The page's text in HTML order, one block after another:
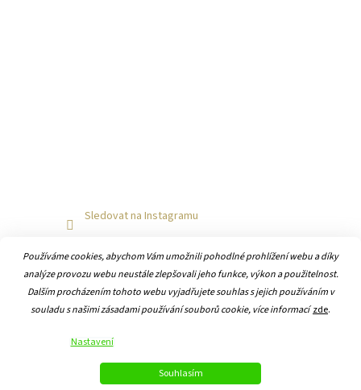
Používáme cookies, abychom Vám umožnili pohodlné prohlížení webu a díky
analýze provozu webu neustále zlepšovali jeho funkce, výkon a použitelnost.
Dalším procházením tohoto webu vyjadřujete souhlas s jejich používáním v
souladu s našimi zásadami používání souborů cookie, více informacízde.
Nastavení
Souhlasím
Sledovat na Instagramu
Vytvořil Shoptet
Copyright 2026Hodiny-online.cz. Všechna práva vyhrazena.
Upravit nastavení cookies